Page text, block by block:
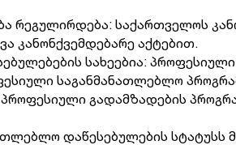
საქართველოს
კანონქვემდებარე აქტებით.
სახეებია:
საგანმანათლებლო
გადამზადების
დაწესებულების სტატუსს